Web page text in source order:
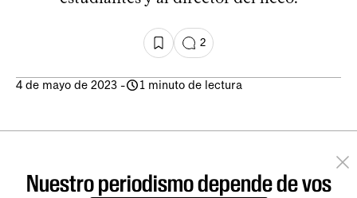
2
4 de mayo de 2023 - 1 minuto de lectura
Nuestro periodismo depende de vos